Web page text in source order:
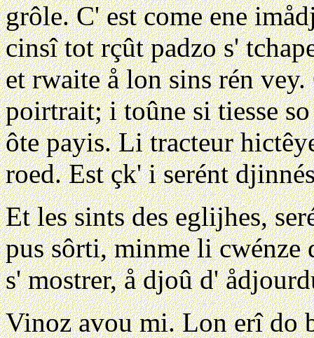
grôle. C' est come ene
cinsî tot rçût padzo s'
et rwaite å lon sins rén
poirtrait; i toûne si tiesse
ôte payis. Li tracteur
roed. Est çk' i serént
Et les sints des eglijhes,
pus sôrti, minme li cwénze
s' mostrer, å djoû d'
Vinoz avou mi. Lon erî do